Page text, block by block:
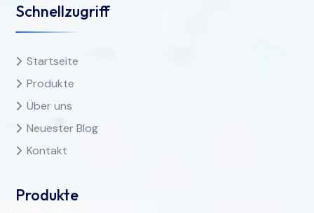
Schnellzugriff
Startseite
Produkte
Über uns
Neuester Blog
Kontakt
Produkte